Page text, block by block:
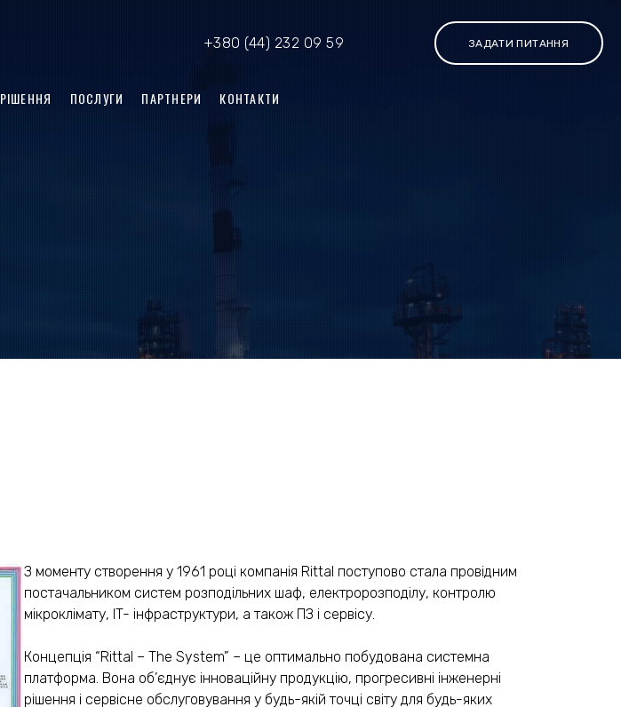
РІШЕННЯ ПОСЛУГИ ПАРТНЕРИ КОНТАКТИ
+380 (44) 232 09 59 ЗАДАТИ ПИТАННЯ
З моменту створення у 1961 році компанія Rittal поступово стала провідним
постачальником систем розподільних шаф, електророзподілу, контролю
мікроклімату, IT- інфраструктури, а також ПЗ і сервісу.
Концепція “Rittal – The System” – це оптимально побудована системна
платформа. Вона об’єднує інноваційну продукцію, прогресивні інженерні
рішення і сервісне обслуговування у будь-якій точці світу для будь-яких